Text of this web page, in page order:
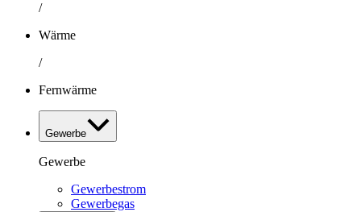
/
Wärme
/
Fernwärme
Gewerbe
Gewerbe
Gewerbestrom
Gewerbegas